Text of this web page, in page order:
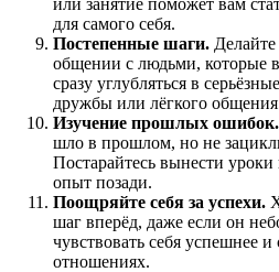
для самого себя.
Постепенные шаги.
общении с людьми, которые
сразу углубляться в
дружбы или лёгкого
Изучение прошлых ошибок.
шло в прошлом, но не
Постарайтесь вынести
опыт позади.
Поощряйте себя за успехи.
шаг вперёд, даже если он
чувствовать себя успешнее
отношениях.